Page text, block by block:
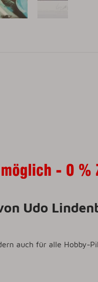
Udo
auch für alle Hobby-